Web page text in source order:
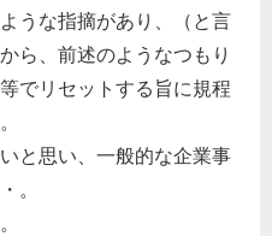
うな指摘があり、（と言
ら、前述のようなつもり
でリセットする旨に規程
と思い、一般的な企業事
。